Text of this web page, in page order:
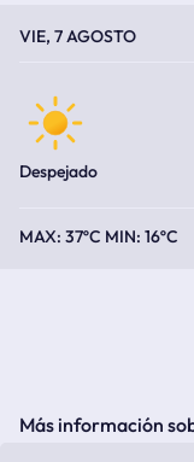
VIE, 7 AGOSTO
Despejado
37ºC 16ºC
Más información